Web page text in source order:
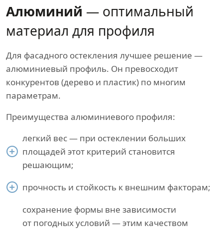
Алюминий — оптимальный
материал для профиля
Для фасадного остекления лучшее решение —
алюминиевый профиль. Он превосходит
конкурентов (дерево и пластик) по многим
параметрам.
Преимущества алюминиевого профиля:
легкий вес — при остеклении больших
площадей этот критерий становится
решающим;
прочность и стойкость к внешним факторам;
сохранение формы вне зависимости
от погодных условий — этим качеством